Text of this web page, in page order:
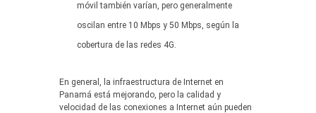
móvil también varían, pero generalmente
oscilan entre 10 Mbps y 50 Mbps, según la
cobertura de las redes 4G.
En general, la infraestructura de Internet en
Panamá está mejorando, pero la calidad y
velocidad de las conexiones a Internet aún pueden